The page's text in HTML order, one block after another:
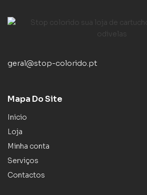
geral@stop-colorido.pt
Mapa Do Site
Inicio
Loja
Minha conta
Serviços
Contactos